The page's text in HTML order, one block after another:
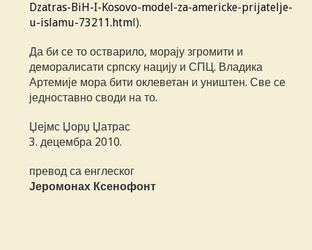
Dzatras-BiH-I-Kosovo-model-za-americke-prijatelje-
u-islamu-73211.htm l).
Да би се то остварило, морају згромити и
деморалисати српску нацију и СПЦ. Владика
Артемије мора бити оклеветан и уништен. Све се
једноставно своди на то.
Џејмс Џорџ Џатрас
3. децембра 2010.
превод са енглеског
Јеромонах Ксенофонт